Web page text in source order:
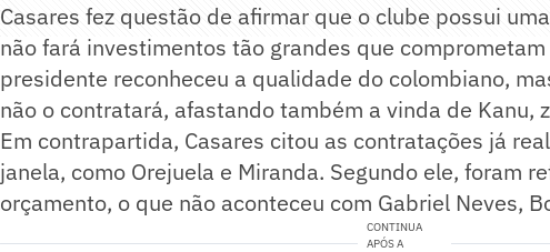
Casares fez questão de afirmar que o clube possui
não fará investimentos tão grandes que
presidente reconheceu a qualidade do colombiano,
não o contratará, afastando também a vinda de Kanu,
Em contrapartida, Casares citou as contratações já
janela, como Orejuela e Miranda. Segundo ele, foram
orçamento, o que não aconteceu com Gabriel Neves,
CONTINUA
APÓS A